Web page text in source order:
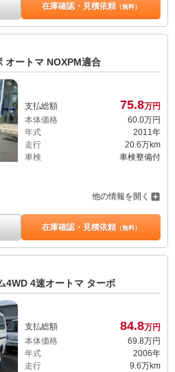
在庫確認・見積依頼（無料）
オートマ NOXPM適合
支払総額 75.8万円
本体価格
60.0万円
年式
2011年
走行
20.6万km
車検
車検整備付
他の情報を開く
在庫確認・見積依頼（無料）
4WD 4速オートマ ターボ
支払総額 84.8万円
本体価格
69. 8万円
年式
2006年
走行
9.6万km